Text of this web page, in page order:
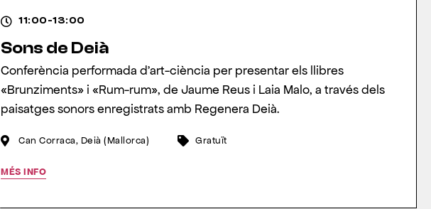
11:00-13:00
Sons de Deià
Conferència performada d’art-ciència per presentar els llibres
«Brunziments» i «Rum-rum», de Jaume Reus i Laia Malo, a través dels
paisatges sonors enregistrats amb Regenera Deià.
Can Corraca, Deià (Mallorca) Gratuït
MÉS INFO